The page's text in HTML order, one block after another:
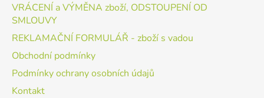
VRÁCENÍ a VÝMĚNA zboží, ODSTOUPENÍ OD
SMLOUVY
REKLAMAČNÍ FORMULÁŘ - zboží s vadou
Obchodní podmínky
Podmínky ochrany osobních údajů
Kontakt